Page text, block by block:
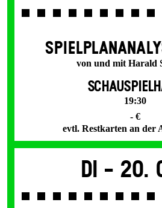
von und mit Harald
19:30
- €
evtl. Restkarten an der
Di - 20.